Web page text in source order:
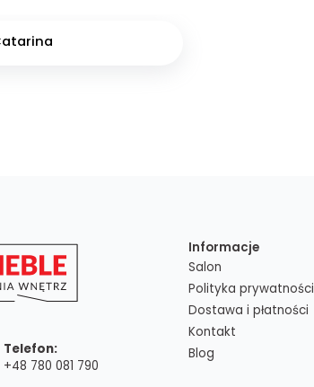
Telefon:
+48 780 081 790
Informacje
Salon
Polityka prywatności
Dostawa i płatności
Kontakt
Blog